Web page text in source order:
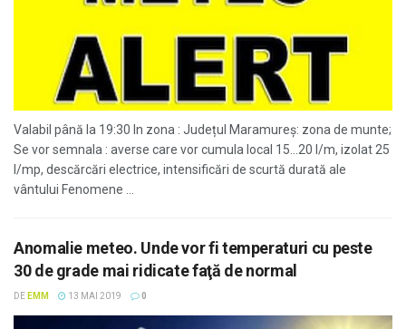
Valabil până la 19:30 In zona : Județul Maramureş: zona de munte;
Se vor semnala : averse care vor cumula local 15...20 l/m, izolat 25
l/mp, descărcări electrice, intensificări de scurtă durată ale
vântului Fenomene ...
Anomalie meteo. Unde vor fi temperaturi cu peste
30 de grade mai ridicate faţă de normal
DE EMM 13 MAI 2019 0